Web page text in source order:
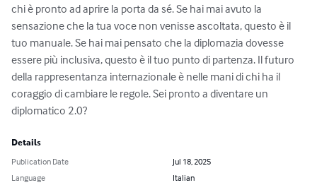
chi è pronto ad aprire la porta da sé. Se hai mai avuto la
sensazione che la tua voce non venisse ascoltata, questo è il
tuo manuale. Se hai mai pensato che la diplomazia dovesse
essere più inclusiva, questo è il tuo punto di partenza. Il futuro
della rappresentanza internazionale è nelle mani di chi ha il
coraggio di cambiare le regole. Sei pronto a diventare un
diplomatico 2.0?
Details
Publication Date
Jul 18, 2025
Language
Italian